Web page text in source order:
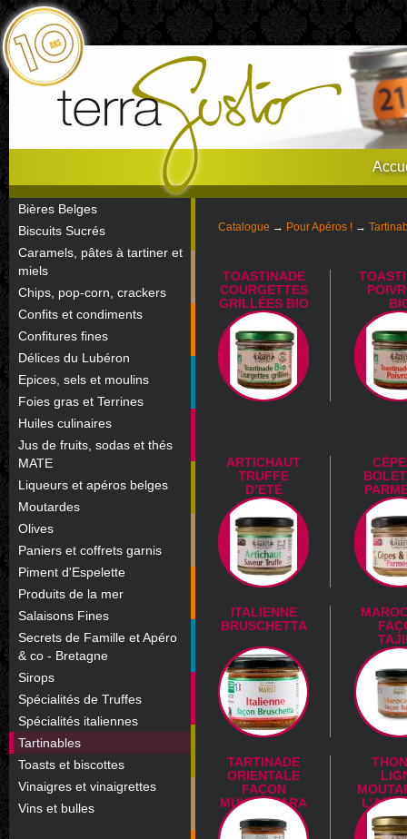
Bières Belges
Biscuits Sucrés
Caramels, pâtes à tartiner et
miels
Chips, pop-corn, crackers
Confits et condiments
Confitures fines
Délices du Lubéron
Epices, sels et moulins
Foies gras et Terrines
Huiles culinaires
Jus de fruits, sodas et thés
MATE
Liqueurs et apéros belges
Moutardes
Olives
Paniers et coffrets garnis
Piment d'Espelette
Produits de la mer
Salaisons Fines
Secrets de Famille et Apéro
& co - Bretagne
Sirops
Spécialités de Truffes
Spécialités italiennes
Tartinables
Toasts et biscottes
Vinaigres et vinaigrettes
Vins et bulles
Catalogue → Pour Apéros ! →
TOASTINADE
COURGETTES
GRILLÉES BIO
ARTICHAUT
TRUFFE
D’ETÉ
ITALIENNE
BRUSCHETTA
TARTINADE
ORIENTALE
FAÇON
MUHAMMARA